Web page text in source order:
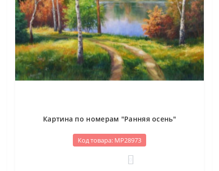
Картина по номерам "Ранняя осень"
Код товара: МР28973